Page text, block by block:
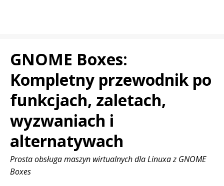
GNOME Boxes:
Kompletny przewodnik po
funkcjach, zaletach,
wyzwaniach i
alternatywach
Prosta obsługa maszyn wirtualnych dla Linuxa z GNOME
Boxes